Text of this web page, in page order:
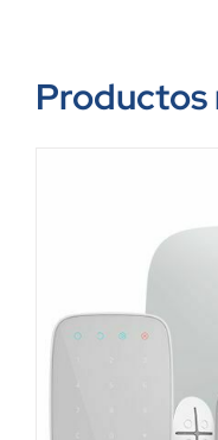
Productos